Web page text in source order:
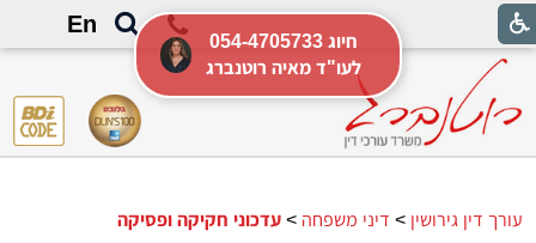
En
עורך דין גירושין > דיני משפחה >עדכוני חקיקה ופסיקה
054-4705733 חיוג
לעו"ד מאיה רוטנברג